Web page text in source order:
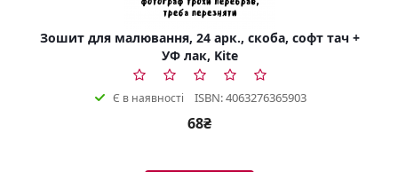
Зошит для малювання, 24 арк., скоба, софт тач +
УФ лак, Kite
Є в наявності ISBN: 4063276365903
68₴